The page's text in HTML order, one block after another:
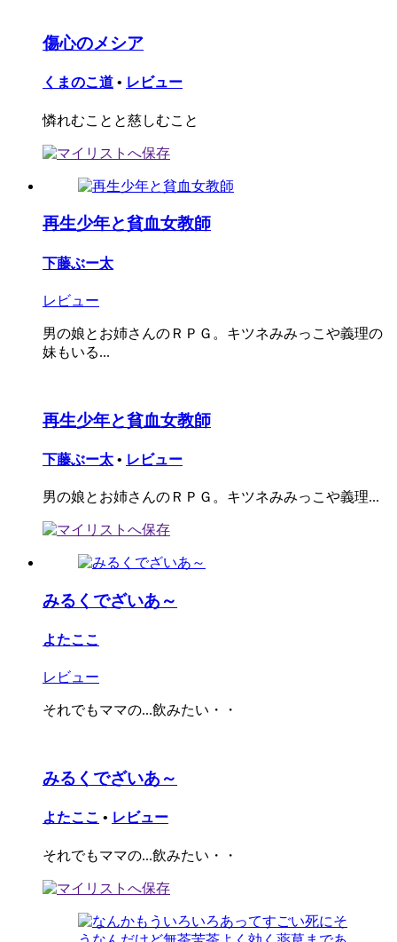
傷心のメシア
くまのこ道 • レビュー
憐れむことと慈しむこと
再生少年と貧血女教師
下藤ぶー太
レビュー
男の娘とお姉さんのＲＰＧ。キツネみみっこや義理の
妹もいる...
再生少年と貧血女教師
下藤ぶー太 • レビュー
男の娘とお姉さんのＲＰＧ。キツネみみっこや義理...
みるくでざいあ～
よたここ
レビュー
それでもママの...飲みたい・・
みるくでざいあ～
よたここ • レビュー
それでもママの...飲みたい・・